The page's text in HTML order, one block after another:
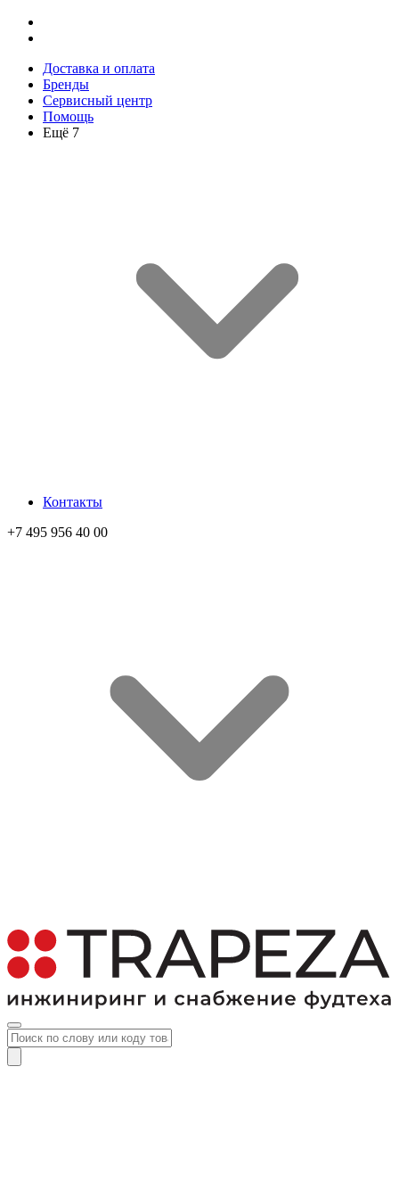
Доставка и оплата
Бренды
Сервисный центр
Помощь
Ещё 7
Контакты
+7 495 956 40 00